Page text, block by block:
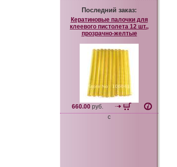
Последний заказ:
Кератиновые палочки для
клеевого пистолета 12 шт.,
прозрачно-желтые
660.00руб.
c